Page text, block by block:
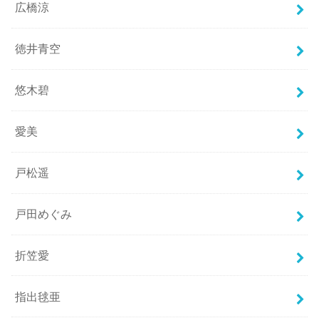
広橋涼
徳井青空
悠木碧
愛美
戸松遥
戸田めぐみ
折笠愛
指出毬亜